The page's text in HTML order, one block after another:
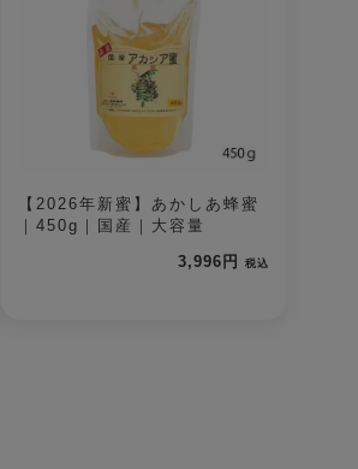
【2026年新蜜】あかしあ蜂蜜
｜450g｜国産｜大容量
3,996円
税込